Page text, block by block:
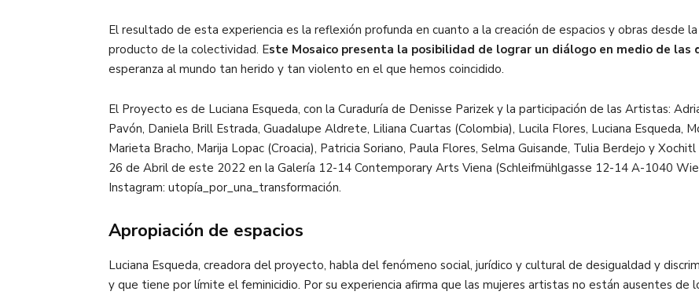
El resultado de esta experiencia es la reflexión profunda en cuanto a la creación de espacios y obras desde
producto de la colectividad. Este Mosaico presenta la posibilidad de lograr un diálogo en medio de las
esperanza al mundo tan herido y tan violento en el que hemos coincidido.
El Proyecto es de Luciana Esqueda, con la Curaduría de Denisse Parizek y la participación de las Artistas:
Pavón, Daniela Brill Estrada, Guadalupe Aldrete, Liliana Cuartas (Colombia), Lucila Flores, Luciana Esqueda,
Marieta Bracho, Marija Lopac (Croacia), Patricia Soriano, Paula Flores, Selma Guisande, Tulia Berdejo y
26 de Abril de este 2022 en la Galería 12-14 Contemporary Arts Viena (Schleifmühlgasse 12-14 A-1040
Instagram: utopía_por_una_transformación.
Apropiación de espacios
Luciana Esqueda, creadora del proyecto, habla del fenómeno social, jurídico y cultural de desigualdad y
y que tiene por límite el feminicidio. Por su experiencia afirma que las mujeres artistas no están ausentes de